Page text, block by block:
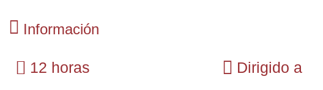
Información
12 horas Dirigido a